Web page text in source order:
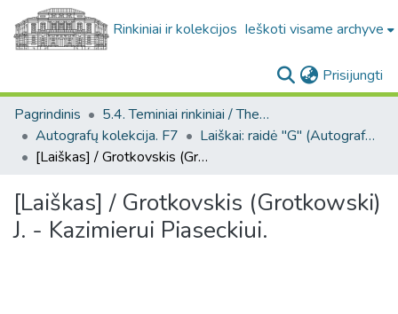
Rinkiniai ir kolekcijos Ieškoti visame archyve
Prisijungti
Pagrindinis
5.4. Teminiai rinkiniai / Thematic collections
Autografų kolekcija. F7
Laiškai: raidė "G" (Autografų kolekcija. F7)
[Laiškas] / Grotkovskis (Grotkowski) J. - Kazimierui Piaseckiui.
[Laiškas] / Grotkovskis (Grotkowski)
J. - Kazimierui Piaseckiui.